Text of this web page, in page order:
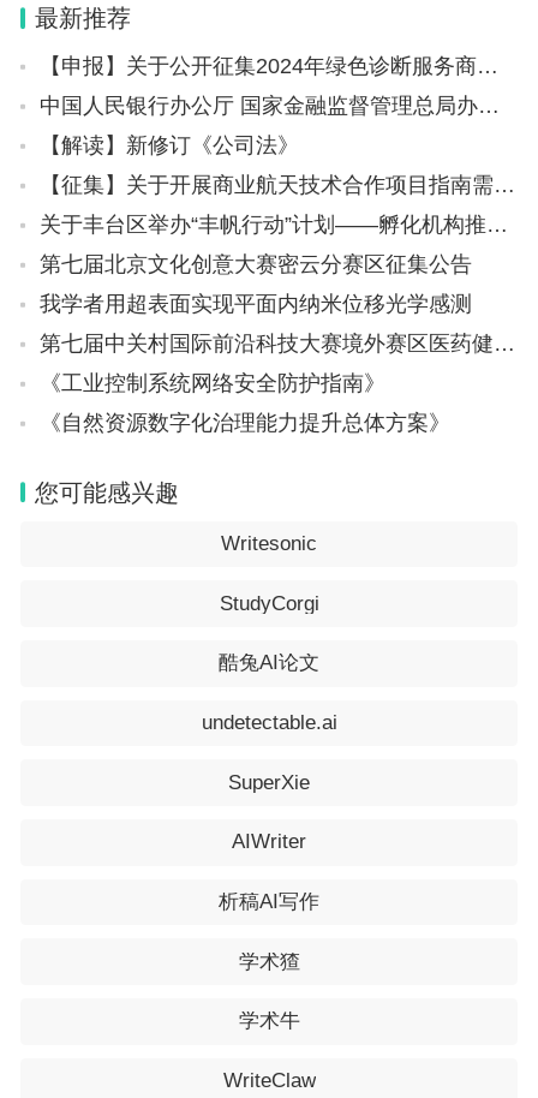
字命名的基金会，工学院、医学研究院等。
当见到屏幕上出现雷士德的英文名Lester时，我
突然回想起，1989年我去英国做合作研究时，资助
我的正是这个基金会，雷士德先生有恩于我！想到这
里，我内心激动。当年雷士德工学院培养的学生都自
称“Lester boy”，我自己不就是一个新时代的“Lester
boy”吗？这让我产生了一种强烈的冲动，想把这些跨
越时空的故事写下来，分享给朋友们。
文章写成后发在朋友圈，反响虽热烈但范围有
士生、现苏州大学郭明雨教授鼓动我说：“江老师，
——我、郭明雨教授和姚琳通博士讨论了很久很久，
最后选中了“旦苑晨钟”。
2023年10月29日，我们公众号的第一篇文章发
您对公众号的定位是什么？
我们的定位很明确，写“科学背后的故事，探故
最新推荐
【申报】关于公开征集2024年绿色诊断服务商的通知
中国人民银行办公厅 国家金融监督管理总局办公厅关于做好经营性物业贷款管理的通知
【解读】新修订《公司法》
【征集】关于开展商业航天技术合作项目指南需求征集的通知
关于丰台区举办“丰帆行动”计划——孵化机构推介专场的通知
第七届北京文化创意大赛密云分赛区征集公告
我学者用超表面实现平面内纳米位移光学感测
第七届中关村国际前沿科技大赛境外赛区医药健康领域决赛举办
《工业控制系统网络安全防护指南》
《自然资源数字化治理能力提升总体方案》
您可能感兴趣
Writesonic
StudyCorgi
酷兔AI论文
undetectable.ai
SuperXie
AIWriter
析稿AI写作
学术猹
学术牛
WriteClaw